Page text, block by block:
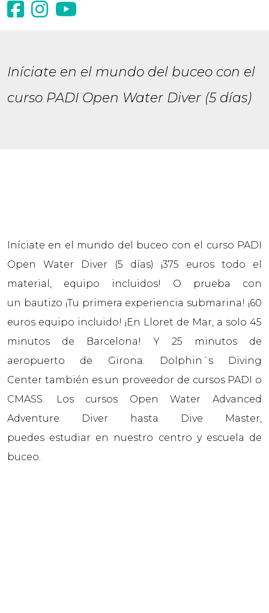
Iníciate en el mundo del buceo con el
curso PADI Open Water Diver (5 días)
Iníciate en el mundo del buceo con el curso PADI
Open Water Diver (5 días) ¡375 euros todo el
material, equipo incluidos! O prueba con
un bautizo ¡Tu primera experiencia submarina! ¡60
euros equipo incluido! ¡En Lloret de Mar, a solo 45
minutos de Barcelona! Y 25 minutos de
aeropuerto de Girona. Dolphin´s Diving
Center también es un proveedor de cursos PADI o
CMASS. Los cursos Open Water Advanced
Adventure Diver hasta Dive Master,
puedes estudiar en nuestro centro y escuela de
buceo.